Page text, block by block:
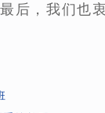
后，我们也